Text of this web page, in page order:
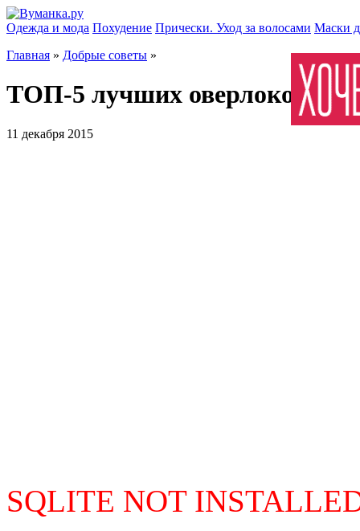
Одежда и мода Похудение Прически. Уход за волосами Маски
Главная » Добрые советы »
ТОП-5 лучших оверлоков
11 декабря 2015
SQLITE NOT